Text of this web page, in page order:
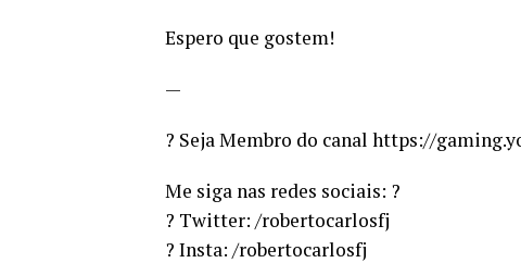
Espero que gostem!
—
? Seja Membro do canal https://
Me siga nas redes sociais: ?
? Twitter: /robertocarlosfj
? Insta: /robertocarlosfj